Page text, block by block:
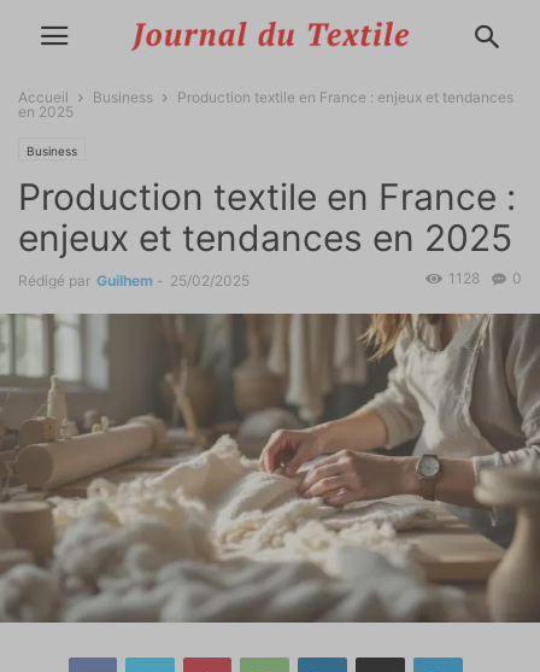
Accueil Business
Production textile en France : enjeux et tendances
en 2025
Business
Production textile en France :
enjeux et tendances en 2025
Rédigé par Guilhem - 25/02/2025 0
1128